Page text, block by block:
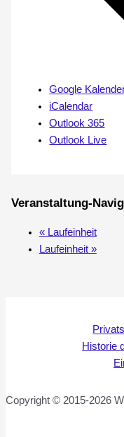
Google
iCalendar
Outlook 365
Outlook Live
Veranstaltung-
«Laufeinheit
Laufeinheit »
Historie
Copyright © 2015-2026